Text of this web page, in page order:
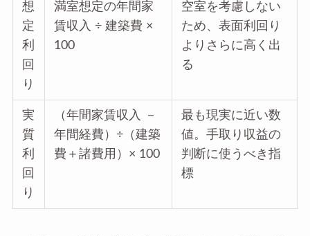
想
定
利
回
り
満室想定の年間家
賃収入 ÷ 建築費 ×
100
空室を考慮しない
ため、表面利回り
よりさらに高く出
る
実
質
利
回
り
（年間家賃収入 －
年間経費）÷（建築
費＋諸費用）× 100
最も現実に近い数
値。手取り収益の
判断に使うべき指
標